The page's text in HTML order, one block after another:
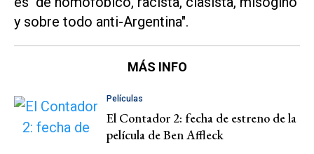
y sobre todo anti-Argentina".
MÁS INFO
Películas
El Contador 2: fecha de estreno de la
película de Ben Affleck